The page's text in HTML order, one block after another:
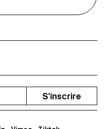
S'inscrire